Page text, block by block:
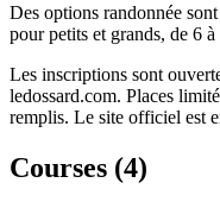
Des options randonnée
pour petits et grands, de 6 à
Les inscriptions sont
ledossard.com. Places
remplis. Le site officiel est
Courses (4)